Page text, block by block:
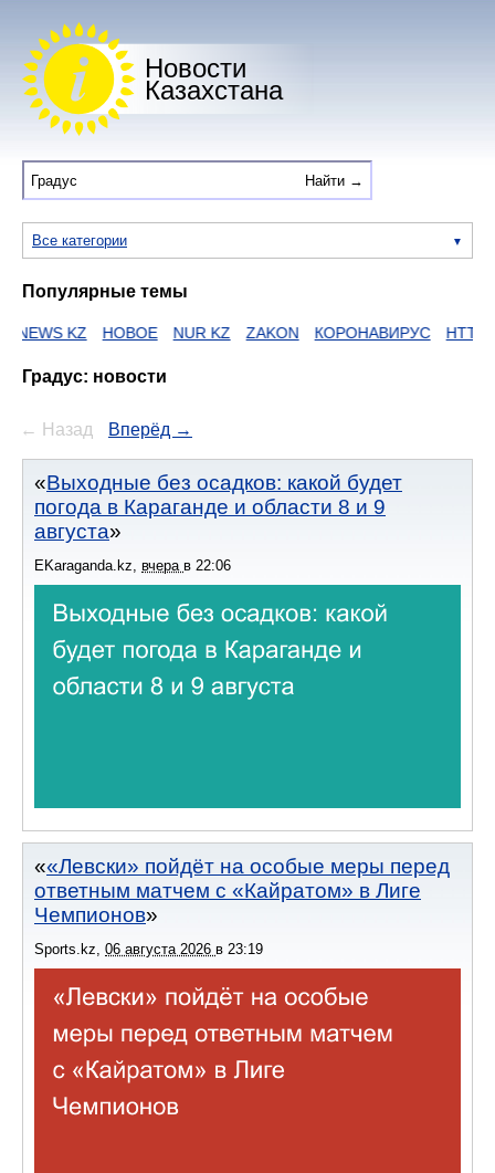
Новости
Казахстана
Все категории
Популярные темы
KZ НОВОЕ NUR KZ ZAKON КОРОНАВИРУС HTTPS ЕГОВ
Градус: новости
← Назад Вперёд →
Выходные без осадков: какой будет
погода в Караганде и области 8 и 9
августа
EKaraganda.kz, вчера в 22:06
«Левски» пойдёт на особые меры перед
ответным матчем с «Кайратом» в Лиге
Чемпионов
Sports.kz 06 августа 2026 в 23:19